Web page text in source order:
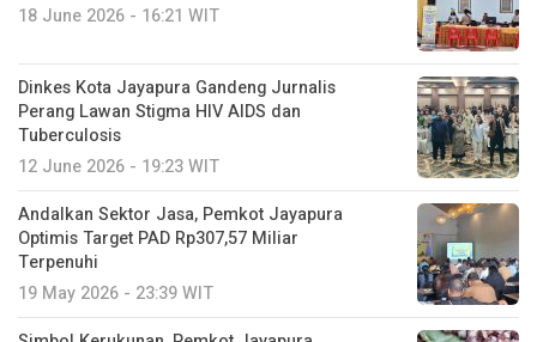
18 June 2026 - 16:21 WIT
Dinkes Kota Jayapura Gandeng Jurnalis
Perang Lawan Stigma HIV AIDS dan
Tuberculosis
12 June 2026 - 19:23 WIT
Andalkan Sektor Jasa, Pemkot Jayapura
Optimis Target PAD Rp307,57 Miliar
Terpenuhi
19 May 2026 - 23:39 WIT